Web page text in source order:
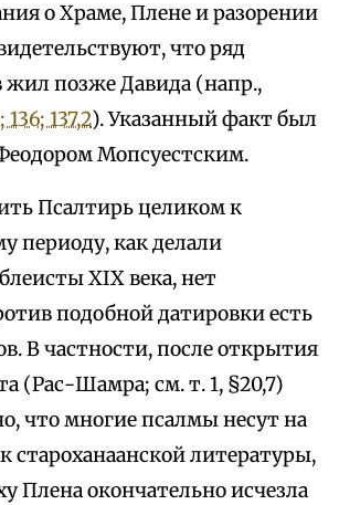
о Храме, Плене и разорении
что ряд
жил позже Давида (напр.,
136; 137,2). Указанный факт был
Мопсуестским.
Псалтирь целиком к
периоду, как делали
XIX века, нет
подобной датировки есть
В частности, после открытия
(Рас-Шамра; см. т. 1, §20,7)
что многие псалмы несут на
староханаанской литературы,
Плена окончательно исчезла